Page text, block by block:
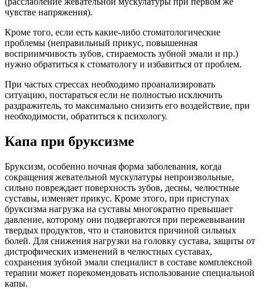
чувстве напряжения).
Кроме того, если есть какие-либо стоматологические
проблемы (неправильный прикус, повышенная
восприимчивость зубов, стираемость зубной эмали и пр.)
нужно обратиться к стоматологу и избавиться от проблем.
При частых стрессах необходимо проанализировать
ситуацию, постараться если не полностью исключить
раздражитель, то максимально снизить его воздействие, при
необходимости, обратиться к психологу.
Капа при бруксизме
Бруксизм, особенно ночная форма заболевания, когда
сокращения жевательной мускулатуры непроизвольные,
сильно повреждает поверхность зубов, десны, челюстные
суставы, изменяет прикус. Кроме этого, при приступах
бруксизма нагрузка на суставы многократно превышает
давление, которому они подвергаются при пережевывании
твердых продуктов, что и становится причиной сильных
болей. Для снижения нагрузки на головку сустава, защиты от
дистрофических изменений в челюстных суставах,
сохранения зубной эмали специалист в составе комплексной
терапии может порекомендовать использование специальной
капы.